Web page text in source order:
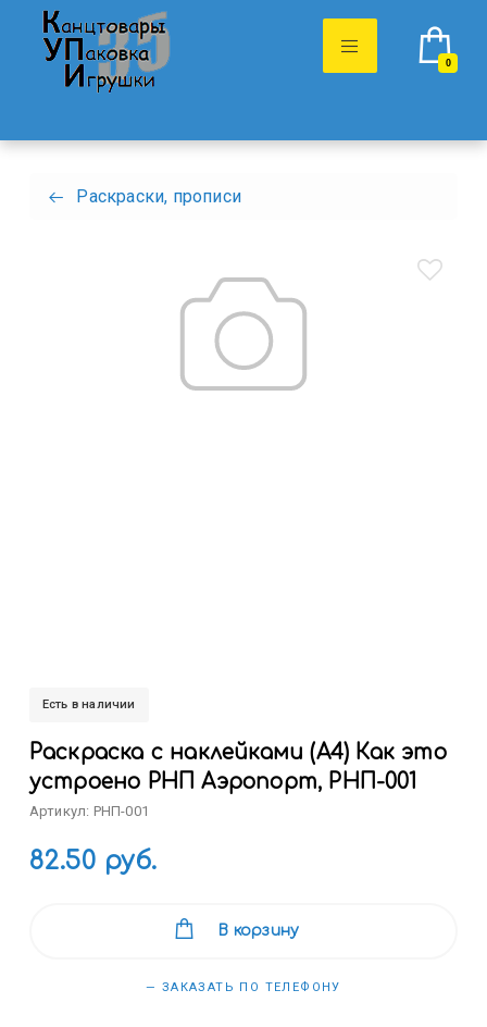
0
Раскраски, прописи
Есть в наличии
Раскраска с наклейками (А4) Как это
устроено РНП Аэропорт, РНП-001
Артикул: РНП-001
82.50 руб.
В корзину
— ЗАКАЗАТЬ ПО ТЕЛЕФОНУ